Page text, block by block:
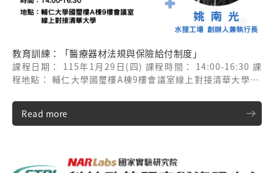
教育訓練：「醫療器材法規與保險給付制度」
課程日期： 115年1月29日(四) 課程時間： 14:00-16:30 課
程地點： 輔仁大學國璽樓A棟9樓會議室線上對接清華大學 課
Read more